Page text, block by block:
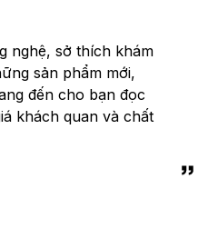
nghệ, sở thích khám
sản phẩm mới,
đến cho bạn đọc
khách quan và chất